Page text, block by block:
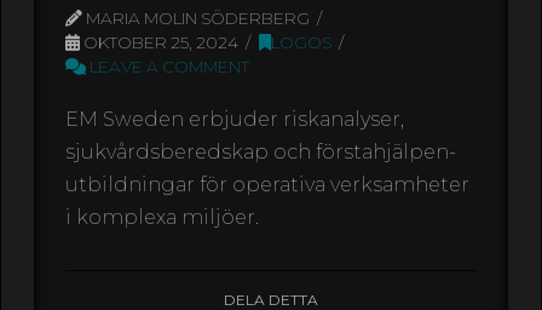
MARIA MOLIN SÖDERBERG
OKTOBER 25, 2024
LOGOS
LEAVE A COMMENT
EM Sweden erbjuder riskanalyser,
sjukvårdsberedskap och förstahjälpen-
utbildningar för operativa verksamheter
i komplexa miljöer.
DELA DETTA